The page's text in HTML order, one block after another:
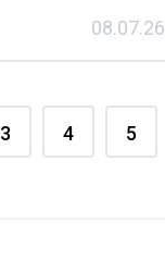
08.07.26
3 4 5